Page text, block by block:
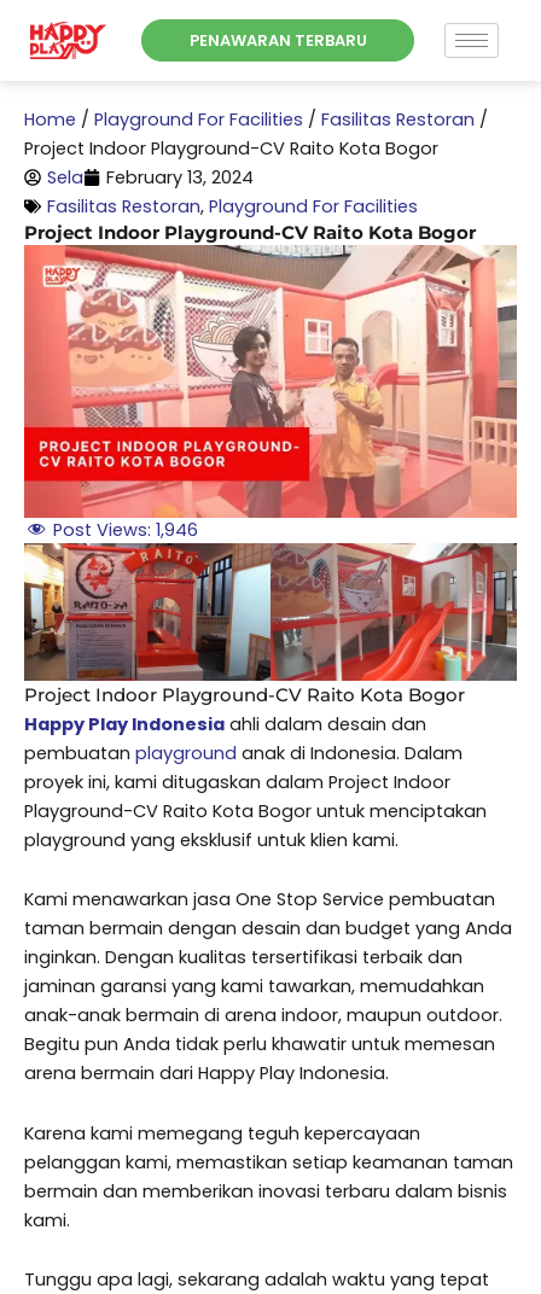
PENAWARAN TERBARU
Home / Playground For Facilities / Fasilitas Restoran /
Project Indoor Playground-CV Raito Kota Bogor
Sela
February 13, 2024
Fasilitas Restoran, Playground For Facilities
Project Indoor Playground-CV Raito Kota Bogor
Post Views: 1,946
Project Indoor Playground-CV Raito Kota Bogor
Happy Play Indonesia ahli dalam desain dan
pembuatan playground anak di Indonesia. Dalam
proyek ini, kami ditugaskan dalam Project Indoor
Playground-CV Raito Kota Bogor untuk menciptakan
playground yang eksklusif untuk klien kami.
Kami menawarkan jasa One Stop Service pembuatan
taman bermain dengan desain dan budget yang Anda
inginkan. Dengan kualitas tersertifikasi terbaik dan
jaminan garansi yang kami tawarkan, memudahkan
anak-anak bermain di arena indoor, maupun outdoor.
Begitu pun Anda tidak perlu khawatir untuk memesan
arena bermain dari Happy Play Indonesia.
Karena kami memegang teguh kepercayaan
pelanggan kami, memastikan setiap keamanan taman
bermain dan memberikan inovasi terbaru dalam bisnis
kami.
Tunggu apa lagi, sekarang adalah waktu yang tepat